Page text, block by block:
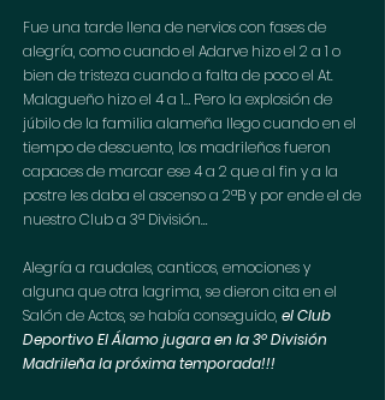
Fue una tarde llena de nervios con fases de
alegría, como cuando el Adarve hizo el 2 a 1 o
bien de tristeza cuando a falta de poco el At.
Malagueño hizo el 4 a 1… Pero la explosión de
júbilo de la familia alameña llego cuando en el
tiempo de descuento, los madrileños fueron
capaces de marcar ese 4 a 2 que al fin y a la
postre les daba el ascenso a 2ªB y por ende el de
nuestro Club a 3ª División…
Alegría a raudales, canticos, emociones y
alguna que otra lagrima, se dieron cita en el
Salón de Actos, se había conseguido, el Club
Deportivo El Álamo jugara en la 3º División
Madrileña la próxima temporada!!!